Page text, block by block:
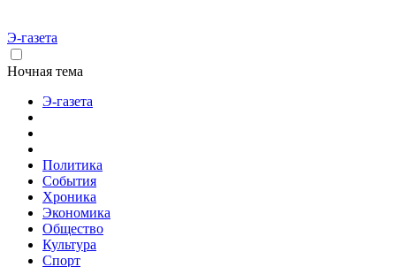
Э-газета
Ночная тема
Э-газета
Политика
События
Хроника
Экономика
Общество
Культура
Спорт